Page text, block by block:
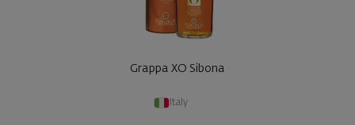
Grappa XO Sibona
Italy